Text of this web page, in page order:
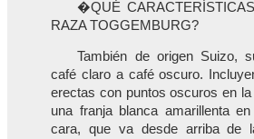
�QUÉ
RAZA TOGGEMBURG?
También de origen Suizo,
café claro a café oscuro.
erectas con puntos oscuros en
una franja blanca amarillenta
cara, que va desde arriba de